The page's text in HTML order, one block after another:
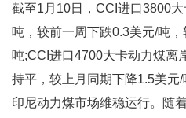
截至1月10日，CCI进口3800
吨，较前一周下跌0.3美元/吨
吨;CCI进口4700大卡动力煤离
持平，较上月同期下降1.5美元/
印尼动力煤市场维稳运行。随